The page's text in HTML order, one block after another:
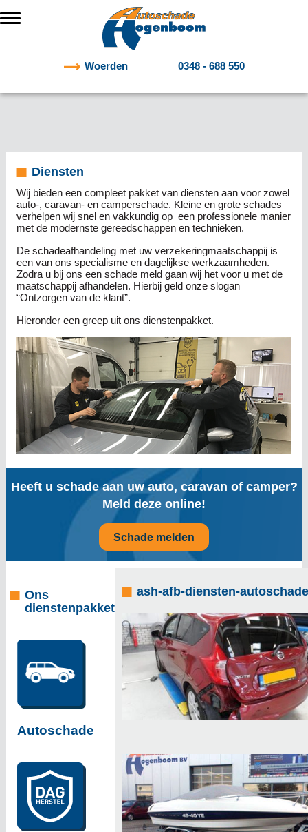
Woerden 0348 - 688 550
Diensten
Wij bieden een compleet pakket van diensten aan voor zowel
auto-, caravan- en camperschade. Kleine en grote schades
verhelpen wij snel en vakkundig op een professionele manier
met de modernste gereedschappen en technieken.
De schadeafhandeling met uw verzekeringmaatschappij is
een van ons specialisme en dagelijkse werkzaamheden.
Zodra u bij ons een schade meld gaan wij het voor u met de
maatschappij afhandelen. Hierbij geld onze slogan
“Ontzorgen van de klant”.
Hieronder een greep uit ons dienstenpakket.
Heeft u schade aan uw auto, caravan of camper?
Meld deze online!
Schade melden
Ons
dienstenpakket
Autoschade
ash-afb-diensten-